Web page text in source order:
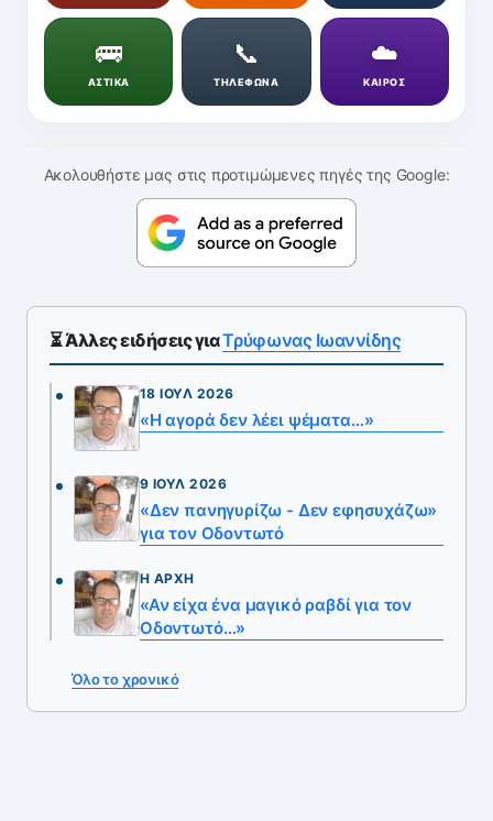
🚌
ΑΣΤΙΚΑ
📞
ΤΗΛΕΦΩΝΑ
☁️
ΚΑΙΡΟΣ
Ακολουθήστε μας στις προτιμώμενες πηγές της Google:
⏳ Άλλες ειδήσεις γιαTρύφωνας Iωαννίδης
18 ΙΟΎΛ 2026
«Η αγορά δεν λέει ψέματα…»
9 ΙΟΎΛ 2026
«Δεν πανηγυρίζω - Δεν εφησυχάζω»
για τον Οδοντωτό
Η ΑΡΧΉ
«Αν είχα ένα μαγικό ραβδί για τον
Οδοντωτό…»
Όλο το χρονικό